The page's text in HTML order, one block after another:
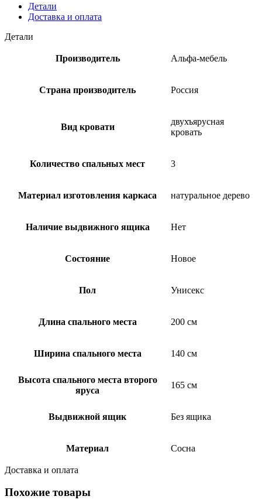
Детали
Доставка и оплата
Детали
Производитель Альфа-мебель
Страна производитель Россия
Вид кровати
двухъярусная
кровать
Количество спальных мест 3
Материал изготовления каркаса натуральное дерево
Наличие выдвижного ящика Нет
Состояние Новое
Пол Унисекс
Длина спального места 200 см
Ширина спального места 140 см
Высота спального места второго
яруса
165 см
Выдвижной ящик Без ящика
Материал Сосна
Доставка и оплата
Похожие товары